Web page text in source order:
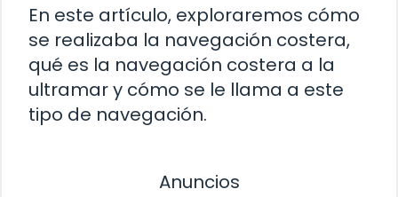
En este artículo, exploraremos cómo
se realizaba la navegación costera,
qué es la navegación costera a la
ultramar y cómo se le llama a este
tipo de navegación.
Anuncios